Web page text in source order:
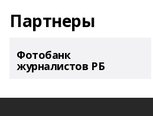
Партнеры
Фотобанк
журналистов РБ